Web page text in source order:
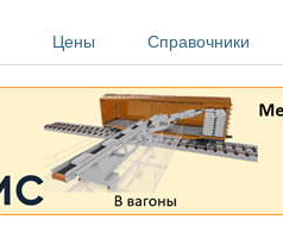
Цены Справочники